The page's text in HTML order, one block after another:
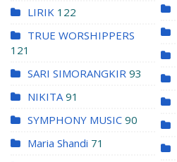
LIRIK 122
TRUE WORSHIPPERS
121
SARI SIMORANGKIR 93
NIKITA 91
SYMPHONY MUSIC 90
Maria Shandi 71